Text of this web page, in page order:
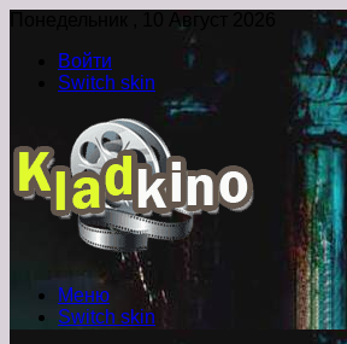
Понедельник , 10 Август 2026
Войти
Switch skin
Меню
Switch skin